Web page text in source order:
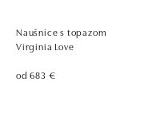
Naušnice s topazom
Virginia Love
od 683 €